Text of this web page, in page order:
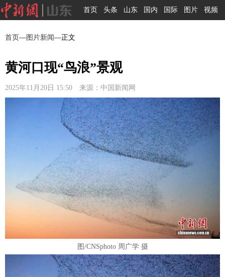
首页 头条 山东 国内 国际 图片 视频
首页—图片新闻—正文
黄河口现“鸟浪”景观
2025年11月20日 15:50 来源：中国新闻网
图/CNSphoto 周广学 摄